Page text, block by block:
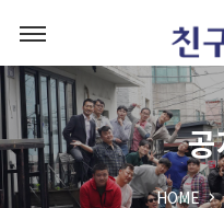
HOME